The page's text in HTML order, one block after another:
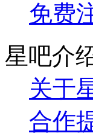
免费
星吧介
关于
合作